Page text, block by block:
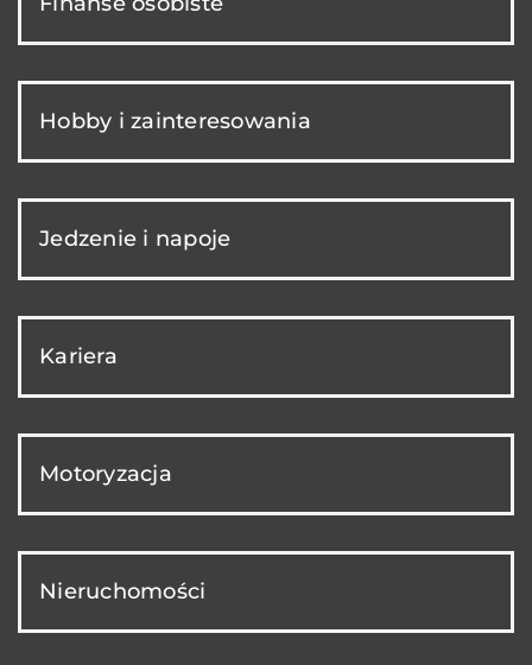
Hobby i zainteresowania
Jedzenie i napoje
Kariera
Motoryzacja
Nieruchomości